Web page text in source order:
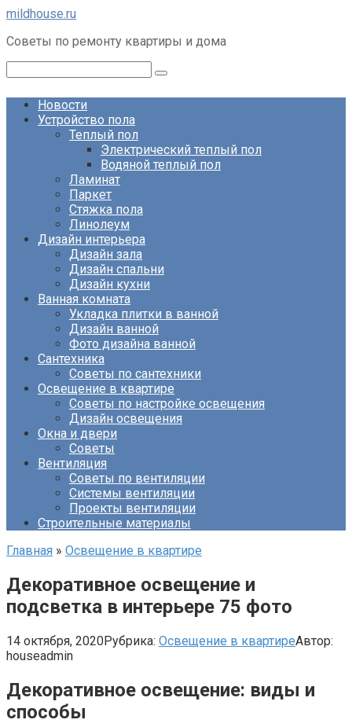
Перейти
контенту
mildhouse.ru
Советы по ремонту квартиры и дома
Новости
Устройство пола
Теплый пол
Электрический теплый пол
Водяной теплый пол
Ламинат
Паркет
Стяжка пола
Линолеум
Дизайн интерьера
Дизайн зала
Дизайн спальни
Дизайн кухни
Ванная комната
Укладка плитки в ванной
Дизайн ванной
Фото дизайна ванной
Сантехника
Советы по сантехники
Освещение в квартире
Советы по настройке освещения
Дизайн освещения
Окна и двери
Советы
Вентиляция
Советы по вентиляции
Системы вентиляции
Проекты вентиляции
Строительные материалы
Главная » Освещение в квартире
Декоративное освещение и
подсветка в интерьере 75 фото
14 октября, 2020Рубрика: Освещение в квартиреАвтор:
houseadmin
Декоративное освещение: виды и
способы